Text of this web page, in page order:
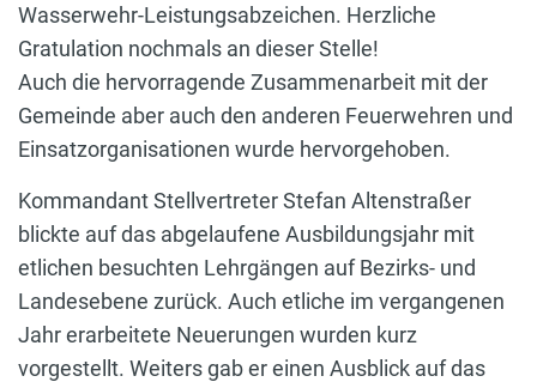
Wasserwehr-Leistungsabzeichen. Herzliche
Gratulation nochmals an dieser Stelle!
Auch die hervorragende Zusammenarbeit mit der
Gemeinde aber auch den anderen Feuerwehren und
Einsatzorganisationen wurde hervorgehoben.
Kommandant Stellvertreter Stefan Altenstraßer
blickte auf das abgelaufene Ausbildungsjahr mit
etlichen besuchten Lehrgängen auf Bezirks- und
Landesebene zurück. Auch etliche im vergangenen
Jahr erarbeitete Neuerungen wurden kurz
vorgestellt. Weiters gab er einen Ausblick auf das